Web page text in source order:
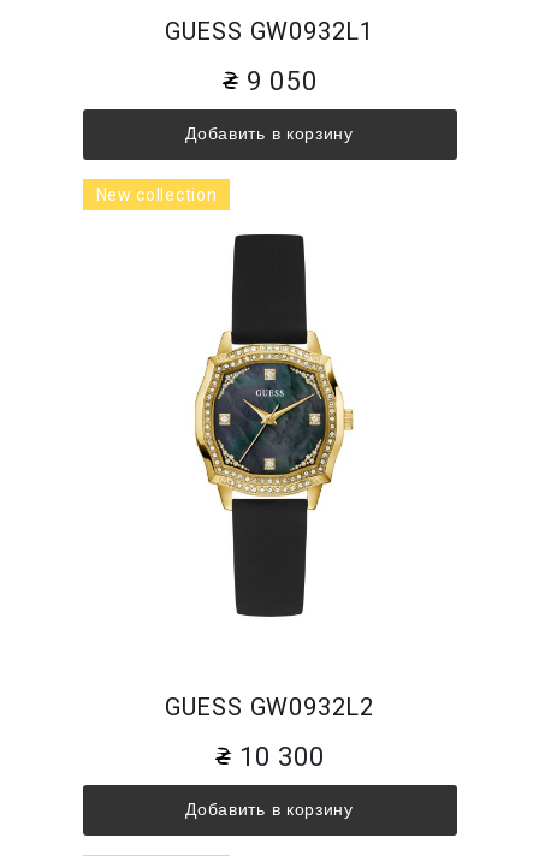
GUESS GW0932L1
9 050
Добавить в корзину
GUESS GW0932L2
10 300
Добавить в корзину
New collection